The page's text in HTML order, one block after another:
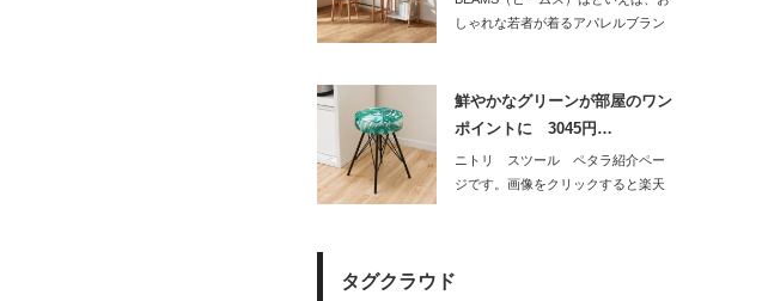
しゃれな若者が着るアパレルブラン
鮮やかなグリーンが部屋のワン
ポイントに 3045円…
ニトリ スツール ペタラ紹介ペー
ジです。画像をクリックすると楽天
タグクラウド